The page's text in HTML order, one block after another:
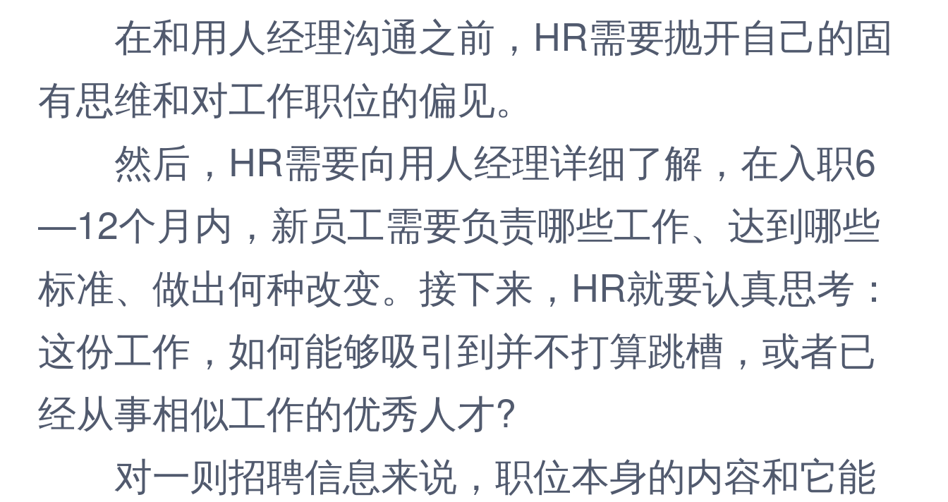
在和用人经理沟通之前，HR需要抛开自己的固
有思维和对工作职位的偏见。
然后，HR需要向用人经理详细了解，在入职6
—12个月内，新员工需要负责哪些工作、达到哪些
标准、做出何种改变。接下来，HR就要认真思考：
这份工作，如何能够吸引到并不打算跳槽，或者已
经从事相似工作的优秀人才?
对一则招聘信息来说，职位本身的内容和它能